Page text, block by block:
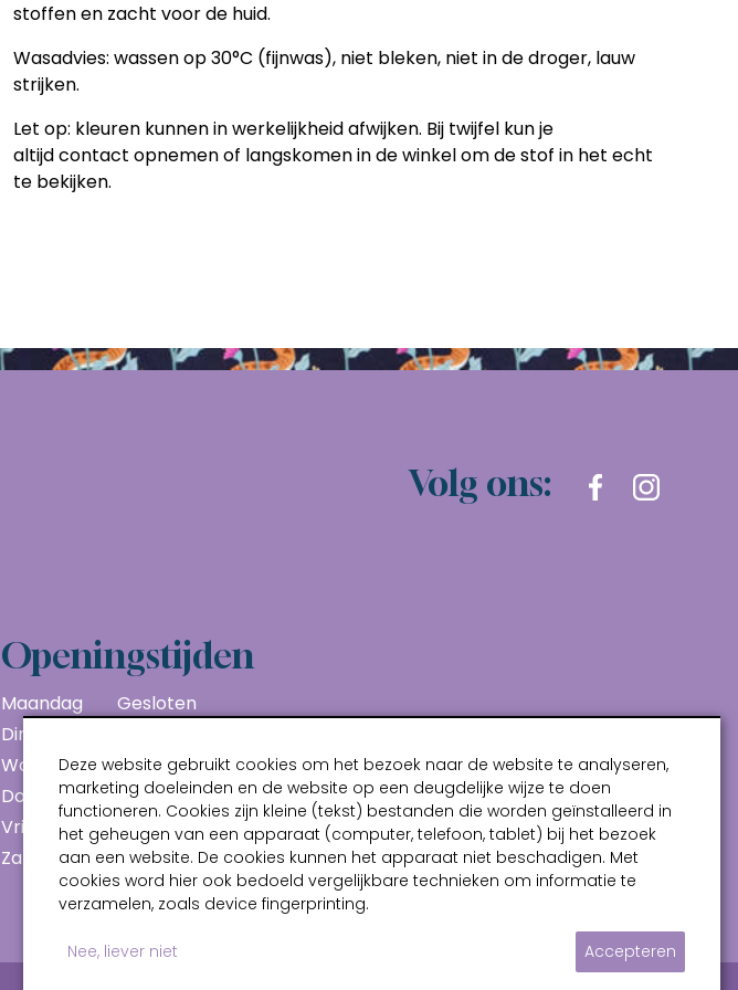
stoffen en zacht voor de huid.
Wasadvies: wassen op 30°C (fijnwas), niet bleken, niet in de droger, lauw
strijken.
Let op: kleuren kunnen in werkelijkheid afwijken. Bij twijfel kun je
altijdcontact opnemenof langskomen in de winkel om de stof in het echt
te bekijken.
Volg ons:
Openingstijden
Maandag
Gesloten
Dinsdag
Woensdag
10:00 - 17:00
Donderdag
10:00 - 17:00
Vrijdag
10:00 - 17:00
Zaterdag
10:00 - 17:00
Deze website gebruikt cookies om het bezoek naar de website te analyseren,
marketing doeleinden en de website op een deugdelijke wijze te doen
functioneren. Cookies zijn kleine (tekst) bestanden die worden geïnstalleerd in
het geheugen van een apparaat (computer, telefoon, tablet) bij het bezoek
aan een website. De cookies kunnen het apparaat niet beschadigen. Met
cookies word hier ook bedoeld vergelijkbare technieken om informatie te
verzamelen, zoals device fingerprinting.
Nee, liever niet Accepteren